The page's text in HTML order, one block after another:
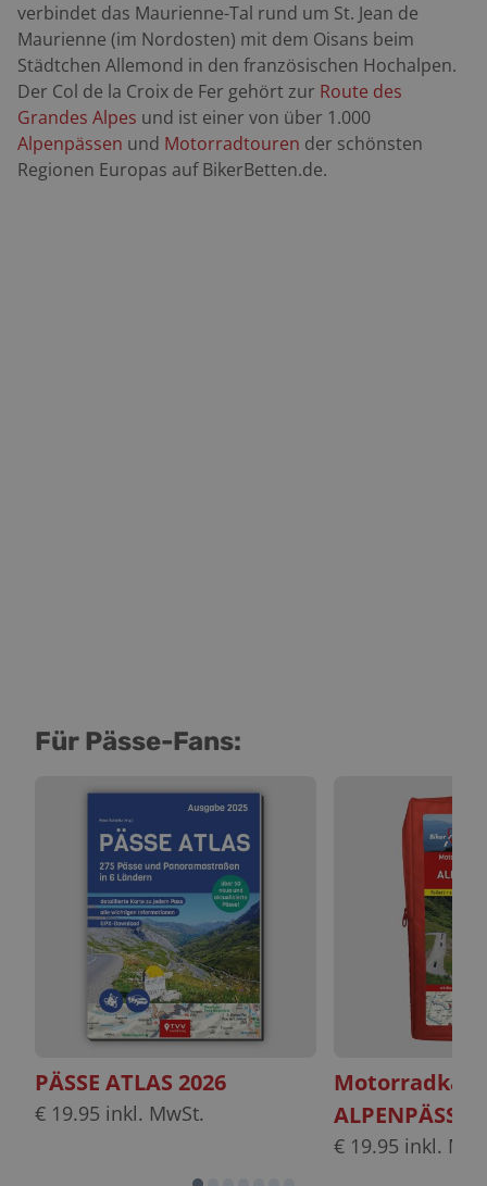
verbindet das Maurienne-Tal rund um St. Jean de
Maurienne (im Nordosten) mit dem Oisans beim
Städtchen Allemond in den französischen Hochalpen.
Der Col de la Croix de Fer gehört zur Route des
Grandes Alpes und ist einer von über 1.000
Alpenpässen und Motorradtouren der schönsten
Regionen Europas auf BikerBetten.de.
Für Pässe-Fans:
PÄSSE ATLAS 2026
€ 19.95 inkl. MwSt.
ALPENPÄSSE
€ 19.95 inkl.